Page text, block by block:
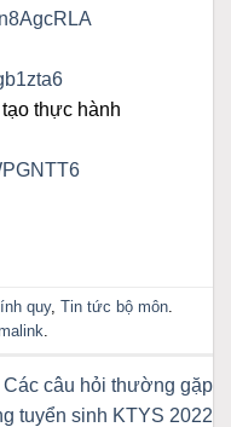
thực hành
quy, Tin tức bộ môn.
Các câu hỏi thường gặp
tuyển sinh KTYS 2022